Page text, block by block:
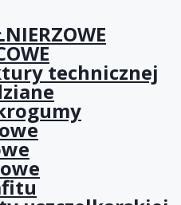
technicznej